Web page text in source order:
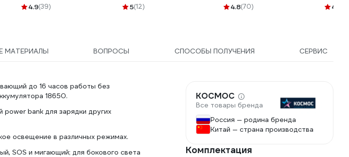
подставка, 7 предметов,
4.9(39)
5(12)
4.8(70) 4.4
МАТЕРИАЛЫ ВОПРОСЫ СПОСОБЫ ПОЛУЧЕНИЯ СЕРВИС
до 16 часов работы без
18650.
bank для зарядки других
освещение в различных режимах.
SOS и мигающий; для бокового света
КОСМОС
Все товары бренда
Россия — родина бренда
Китай — страна производства
Комплектация